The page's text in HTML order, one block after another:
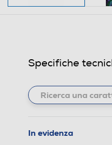
Specifiche
In evidenza